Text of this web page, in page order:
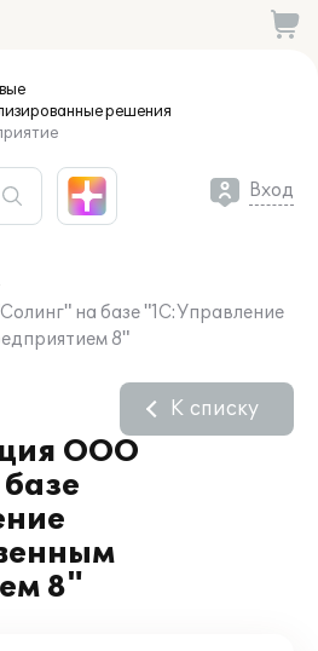
решения
Вход
на базе "1С:Управление
8"
ООО
8"
К списку